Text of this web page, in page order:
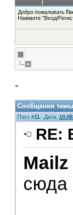
Добро пожаловать
Нажмите "Вход/
Сообщения
Пост #11 Дата:
RE:
сюда